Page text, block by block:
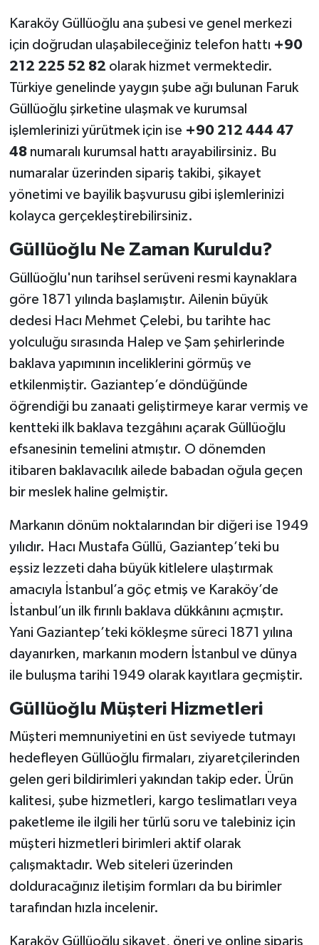
Karaköy Güllüoğlu ana şubesi ve genel merkezi
için doğrudan ulaşabileceğiniz telefon hattı +90
212 225 52 82 olarak hizmet vermektedir.
Türkiye genelinde yaygın şube ağı bulunan Faruk
Güllüoğlu şirketine ulaşmak ve kurumsal
işlemlerinizi yürütmek için ise +90 212 444 47
48numaralı kurumsal hattı arayabilirsiniz. Bu
numaralar üzerinden sipariş takibi, şikayet
yönetimi ve bayilik başvurusu gibi işlemlerinizi
kolayca gerçekleştirebilirsiniz.
Güllüoğlu Ne Zaman Kuruldu?
Güllüoğlu'nun tarihsel serüveni resmi kaynaklara
göre 1871 yılında başlamıştır. Ailenin büyük
dedesi Hacı Mehmet Çelebi, bu tarihte hac
yolculuğu sırasında Halep ve Şam şehirlerinde
baklava yapımının inceliklerini görmüş ve
etkilenmiştir. Gaziantep’e döndüğünde
öğrendiği bu zanaati geliştirmeye karar vermiş ve
kentteki ilk baklava tezgâhını açarak Güllüoğlu
efsanesinin temelini atmıştır. O dönemden
itibaren baklavacılık ailede babadan oğula geçen
bir meslek haline gelmiştir.
Markanın dönüm noktalarından bir diğeri ise 1949
yılıdır. Hacı Mustafa Güllü, Gaziantep’teki bu
eşsiz lezzeti daha büyük kitlelere ulaştırmak
amacıyla İstanbul’a göç etmiş ve Karaköy’de
İstanbul’un ilk fırınlı baklava dükkânını açmıştır.
Yani Gaziantep’teki kökleşme süreci 1871 yılına
dayanırken, markanın modern İstanbul ve dünya
ile buluşma tarihi 1949 olarak kayıtlara geçmiştir.
Güllüoğlu Müşteri Hizmetleri
Müşteri memnuniyetini en üst seviyede tutmayı
hedefleyen Güllüoğlu firmaları, ziyaretçilerinden
gelen geri bildirimleri yakından takip eder. Ürün
kalitesi, şube hizmetleri, kargo teslimatları veya
paketleme ile ilgili her türlü soru ve talebiniz için
müşteri hizmetleri birimleri aktif olarak
çalışmaktadır. Web siteleri üzerinden
dolduracağınız iletişim formları da bu birimler
tarafından hızla incelenir.
Karaköy Güllüoğlu şikayet, öneri ve online sipariş